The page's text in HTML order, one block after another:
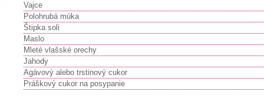
Vajce
Polohrubá múka
Štipka soli
Maslo
Mleté vlašské orechy
Jahody
Agávový alebo trstinový cukor
Práškový cukor na posypanie